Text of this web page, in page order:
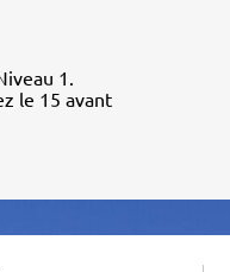
1.
le 15 avant